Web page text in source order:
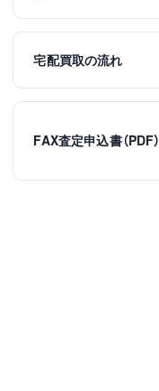
宅配買取の流れ
FAX査定申込書（PDF）